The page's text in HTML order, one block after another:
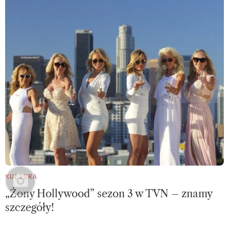
KULTURA
„Żony Hollywood” sezon 3 w TVN – znamy
szczegóły!